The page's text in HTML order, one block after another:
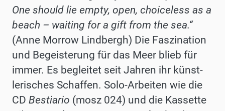
One should lie empty, open, choiceless as a
beach – waiting for a gift from the sea.“
(Anne Morrow Lindbergh) Die Faszination
und Begeisterung für das Meer blieb für
immer. Es begleitet seit Jahren ihr künst-
lerisches Schaffen. Solo-Arbeiten wie die
CD Bestiario (mosz 024) und die Kassette